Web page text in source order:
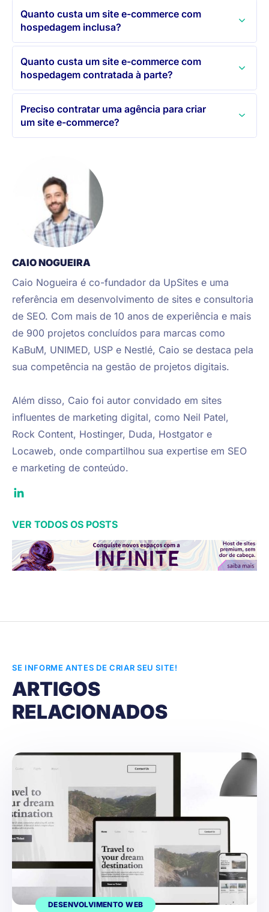
Quanto custa um site e-commerce com
hospedagem inclusa?
Quanto custa um site e-commerce com
hospedagem contratada à parte?
Preciso contratar uma agência para criar
um site e-commerce?
CAIO NOGUEIRA
Caio Nogueira é co-fundador da UpSites e uma
referência em desenvolvimento de sites e consultoria
de SEO. Com mais de 10 anos de experiência e mais
de 900 projetos concluídos para marcas como
KaBuM, UNIMED, USP e Nestlé, Caio se destaca pela
sua competência na gestão de projetos digitais.
Além disso, Caio foi autor convidado em sites
influentes de marketing digital, como Neil Patel,
Rock Content, Hostinger, Duda, Hostgator e
Locaweb, onde compartilhou sua expertise em SEO
e marketing de conteúdo.
VER TODOS OS POSTS
SE INFORME ANTES DE CRIAR SEU SITE!
ARTIGOS
RELACIONADOS
DESENVOLVIMENTO WEB